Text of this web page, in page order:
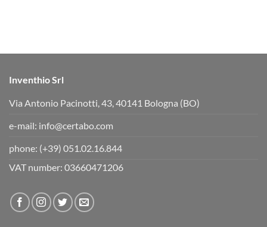
Inventhio Srl
Via Antonio Pacinotti, 43, 40141 Bologna (BO)
e-mail: info@certabo.com
phone: (+39) 051.02.16.844
VAT number: 03660471206